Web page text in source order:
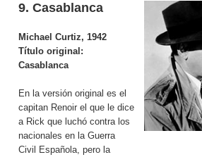
9. Casablanca
Michael Curtiz, 1942
Título original:
Casablanca
En la versión original es el
capitan Renoir el que le dice
a Rick que luchó contra los
nacionales en la Guerra
Civil Española, pero la